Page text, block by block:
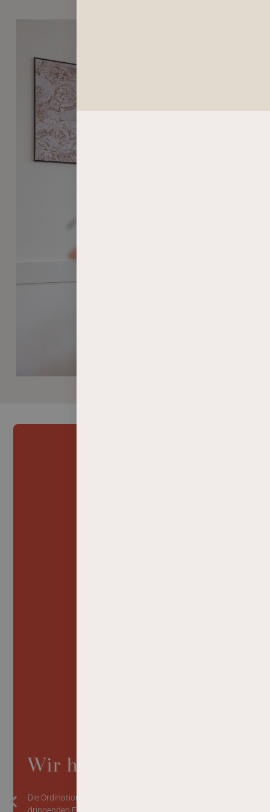
Wir haben geschlossen
Die Ordination vom 03.08.-20.08.26 geschlossen.In
dringenden Fällen wenden Sie sich